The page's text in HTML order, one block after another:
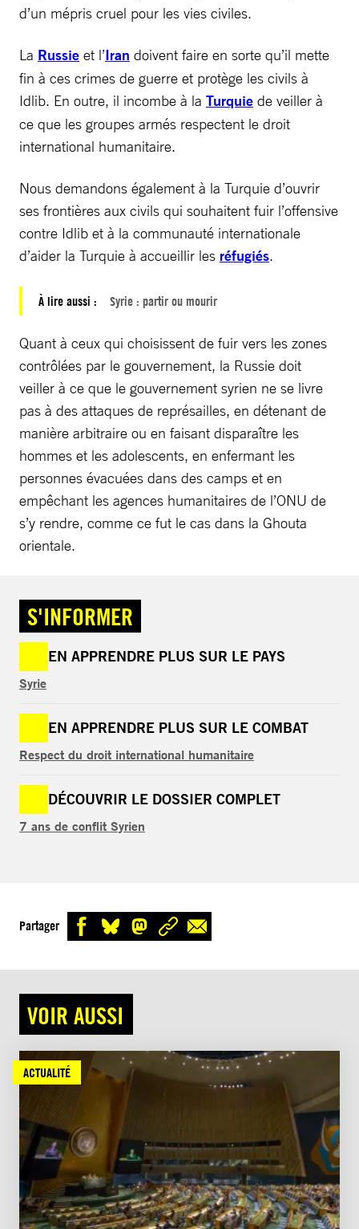
d’un mépris cruel pour les vies civiles.
La Russie et l’Iran doivent faire en sorte qu’il mette
fin à ces crimes de guerre et protège les civils à
Idlib. En outre, il incombe à la Turquie de veiller à
ce que les groupes armés respectent le droit
international humanitaire.
Nous demandons également à la Turquie d’ouvrir
ses frontières aux civils qui souhaitent fuir l’offensive
contre Idlib et à la communauté internationale
d’aider la Turquie à accueillir les réfugiés.
À lire aussi : Syrie : partir ou mourir
Quant à ceux qui choisissent de fuir vers les zones
contrôlées par le gouvernement, la Russie doit
veiller à ce que le gouvernement syrien ne se livre
pas à des attaques de représailles, en détenant de
manière arbitraire ou en faisant disparaître les
hommes et les adolescents, en enfermant les
personnes évacuées dans des camps et en
empêchant les agences humanitaires de l’ONU de
s’y rendre, comme ce fut le cas dans la Ghouta
orientale.
S'INFORMER
EN APPRENDRE PLUS SUR LE PAYS
Syrie
EN APPRENDRE PLUS SUR LE COMBAT
Respect du droit international humanitaire
DÉCOUVRIR LE DOSSIER COMPLET
7 ans de conflit Syrien
Partager
VOIR AUSSI
ACTUALITÉ